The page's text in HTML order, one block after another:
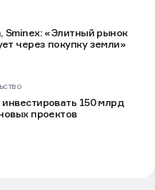
Sminex: «Элитный рынок
через покупку земли»
150 млрд
проектов